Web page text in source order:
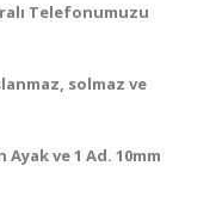
Telefonumuzu
solmaz ve
Ayak ve 1 Ad. 10mm